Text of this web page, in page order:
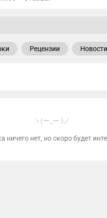
Рецензии Новости
ヽ(ー_ー )ノ
ничего нет, но скоро будет